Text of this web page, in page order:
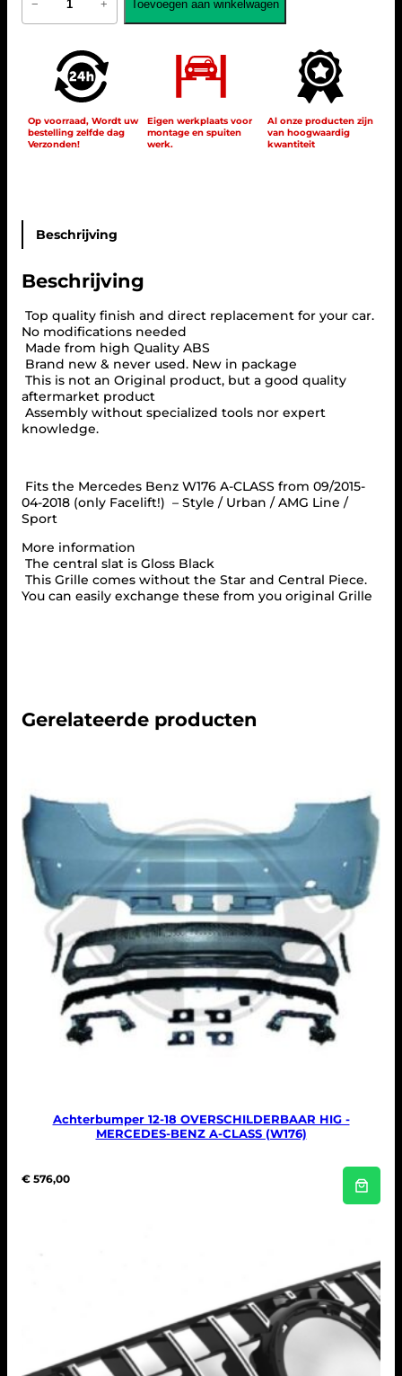
I
O
R
M
R
E
E
S
W
7
6
A
-
S
S
F
A
C
E
L
8
O
O
K
a
a
− + Toevoegen aan winkelwagen
Op voorraad, Wordt uw
bestelling zelfde dag
Verzonden!
Eigen werkplaats voor
montage en spuiten
werk.
Al onze producten zijn
van hoogwaardig
kwantiteit
Beschrijving
Beschrijving
Top quality finish and direct replacement for your car.
No modifications needed
Made from high Quality ABS
Brand new & never used. New in package
This is not an Original product, but a good quality
aftermarket product
Assembly without specialized tools nor expert
knowledge.
Fits the Mercedes Benz W176 A-CLASS from 09/2015-
04-2018 (only Facelift!) – Style / Urban / AMG Line /
Sport
More information
The central slat is Gloss Black
This Grille comes without the Star and Central Piece.
You can easily exchange these from you original Grille
Gerelateerde producten
Achterbumper 12-18 OVERSCHILDERBAAR HIG -
MERCEDES-BENZ A-CLASS (W176)
€ 576,00